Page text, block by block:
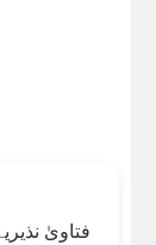
فتاویٰ